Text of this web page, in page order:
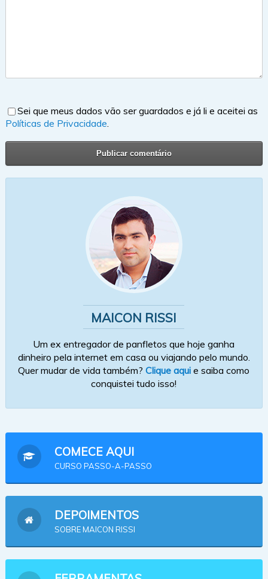
Sei que meus dados vão ser guardados e já li e aceitei as
Políticas de Privacidade.
MAICON RISSI
Um ex entregador de panfletos que hoje ganha
dinheiro pela internet em casa ou viajando pelo mundo.
Quer mudar de vida também?Clique aqui e saiba como
conquistei tudo isso!
COMECE AQUI
CURSO PASSO-A-PASSO
DEPOIMENTOS
SOBRE MAICON RISSI